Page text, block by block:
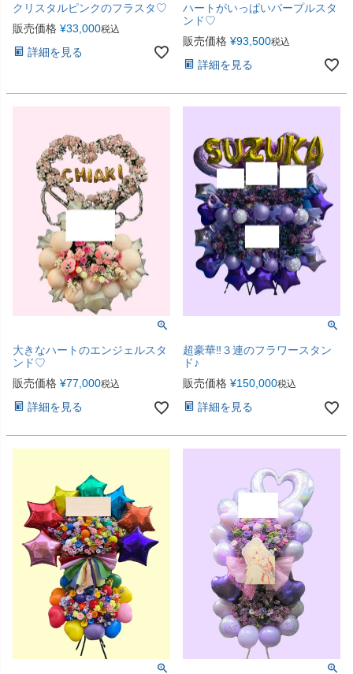
クリスタルピンクのフラスタ♡
販売価格 ¥33,000税込
詳細を見る
ハートがいっぱいパープルスタ
ンド♡
販売価格 ¥93,500税込
詳細を見る
大きなハートのエンジェルスタ
ンド♡
販売価格 ¥77,000税込
詳細を見る
超豪華‼︎３連のフラワースタン
ド♪
販売価格 ¥150,000税込
詳細を見る